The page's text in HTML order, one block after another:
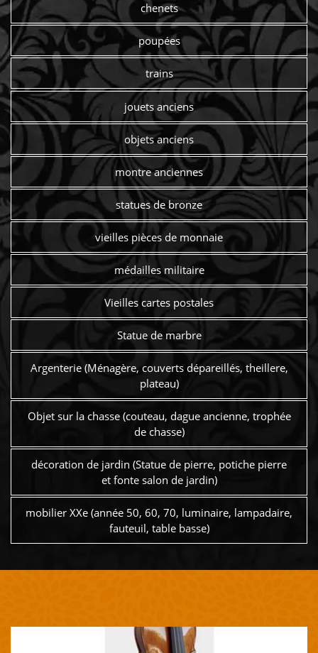
chenets
poupées
trains
jouets anciens
objets anciens
montre anciennes
statues de bronze
vieilles pièces de monnaie
médailles militaire
Vieilles cartes postales
Statue de marbre
Argenterie (Ménagère, couverts dépareillés, theillere,
plateau)
Objet sur la chasse (couteau, dague ancienne, trophée
de chasse)
décoration de jardin (Statue de pierre, potiche pierre
et fonte salon de jardin)
mobilier XXe (année 50, 60, 70, luminaire, lampadaire,
fauteuil, table basse)